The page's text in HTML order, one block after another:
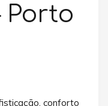
Porto
conforto